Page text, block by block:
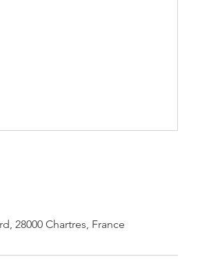
28000 Chartres, France